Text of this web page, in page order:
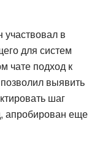
в
для систем
чате подход к
выявить
шаг
апробирован еще